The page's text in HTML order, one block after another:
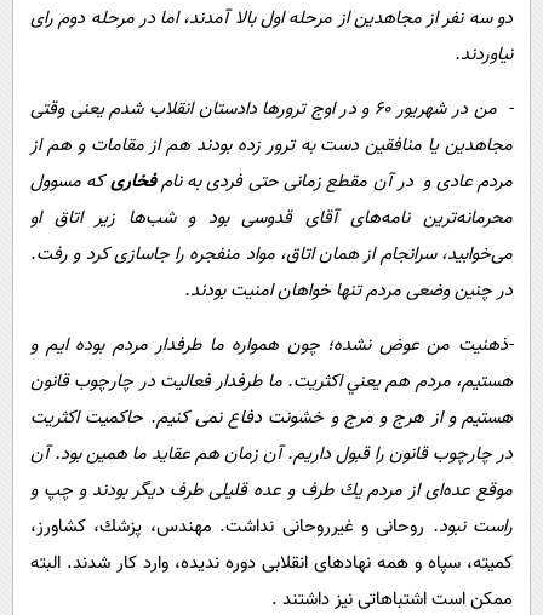
دو سه نفر از مجاهدين از مرحله‌ اول بالا آمدند، اما در مرحله‌ دوم رای
نياوردند.
- من در شهریور 60 و در اوج ترورها دادستان انقلاب شدم یعنی وقتی
مجاهدین یا منافقین دست به ترور زده بودند هم از مقامات و هم از
مردم عادی و در آن مقطع زمانی حتی فردی به نامفخاریكه مسوول
محرمانه‌ترين نامه‌های آقای قدوسی بود و شب‌ها زير اتاق او
می‌خوابيد، سرانجام از همان اتاق، مواد منفجره را جاسازی كرد و رفت.
در چنين وضعی مردم تنها خواهان امنيت بودند.
-ذهنيت من عوض نشده؛ چون همواره ما طرفدار مردم بوده ایم و
هستيم، مردم هم يعني اكثريت. ما طرفدار فعاليت در چارچوب قانون
هستيم و از هرج و مرج و خشونت دفاع نمی كنيم. حاكميت اكثريت
در چارچوب قانون را قبول داريم. آن زمان هم عقايد ما همين بود. آن
موقع عده‌ای از مردم يك طرف و عده‌ قليلی طرف ديگر بودند و چپ و
راست نبود. روحانی و غيرروحانی نداشت. مهندس، پزشك، كشاورز،
كميته، سپاه و همه‌ نهادهای انقلابی دوره نديده، وارد كار شدند. البته
ممكن است اشتباهاتی نيز داشتند .